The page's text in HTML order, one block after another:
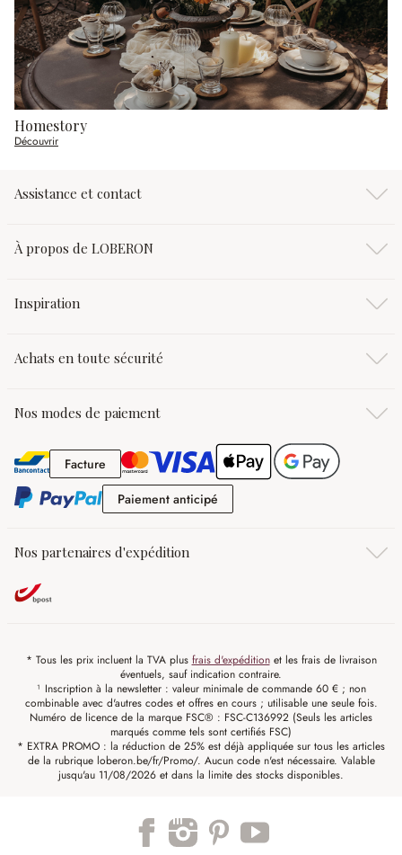
Homestory
Découvrir
Assistance et contact
À propos de LOBERON
Inspiration
Achats en toute sécurité
Nos modes de paiement
FactureFacture
Paiement anticipé
Nos partenaires d'expédition
* Tous les prix incluent la TVA plus frais d'expéditionet les frais de livraison
éventuels, sauf indication contraire.
¹ Inscription à la newsletter : valeur minimale de commande 60 € ; non
combinable avec d'autres codes et offres en cours ; utilisable une seule fois.
Numéro de licence de la marque FSC® : FSC-C136992 (Seuls les articles
marqués comme tels sont certifiés FSC)
* EXTRA PROMO : la réduction de 25% est déjà appliquée sur tous les articles
de la rubrique loberon.be/fr/Promo/. Aucun code n'est nécessaire. Valable
jusqu'au 11/08/2026 et dans la limite des stocks disponibles.